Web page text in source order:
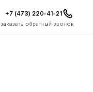
+7 (473) 220-41-21
заказать обратный звонок